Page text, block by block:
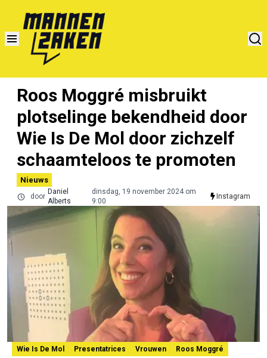
Roos Moggré misbruikt
plotselinge bekendheid door
Wie Is De Mol door zichzelf
schaamteloos te promoten
Nieuws
door
Daniel
Alberts
dinsdag, 19 november 2024 om
9:00
Instagram
Wie Is De Mol Presentatrices Vrouwen Roos Moggré